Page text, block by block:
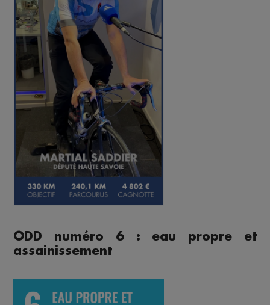
ODD numéro 6 : eau propre et
assainissement